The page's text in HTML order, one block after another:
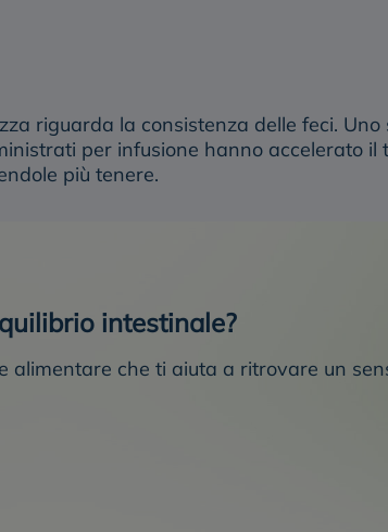
riguarda la consistenza delle feci. Uno
per infusione hanno accelerato il
più tenere.
intestinale?
alimentare che ti aiuta a ritrovare un